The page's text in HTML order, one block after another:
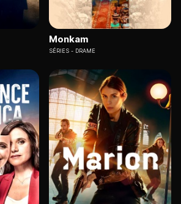
Monkam
SÉRIES DRAME